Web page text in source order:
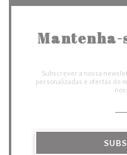
Subscrever a nossa
personalizadas e ofertas de